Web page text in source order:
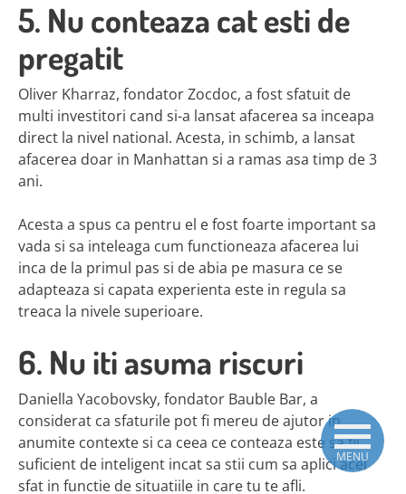
5. Nu conteaza cat esti de
pregatit
Oliver Kharraz, fondator Zocdoc, a fost sfatuit de
multi investitori cand si-a lansat afacerea sa inceapa
direct la nivel national. Acesta, in schimb, a lansat
afacerea doar in Manhattan si a ramas asa timp de 3
ani.
Acesta a spus ca pentru el e fost foarte important sa
vada si sa inteleaga cum functioneaza afacerea lui
inca de la primul pas si de abia pe masura ce se
adapteaza si capata experienta este in regula sa
treaca la nivele superioare.
6. Nu iti asuma riscuri
Daniella Yacobovsky, fondator Bauble Bar, a
considerat ca sfaturile pot fi mereu de ajutor in
anumite contexte si ca ceea ce conteaza este sa fii
suficient de inteligent incat sa stii cum sa aplici acel
sfat in functie de situatiile in care tu te afli.
MENU